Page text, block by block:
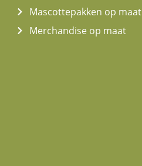
Mascottepakken op maat
Merchandise op maat